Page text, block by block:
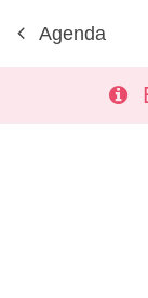
Agenda